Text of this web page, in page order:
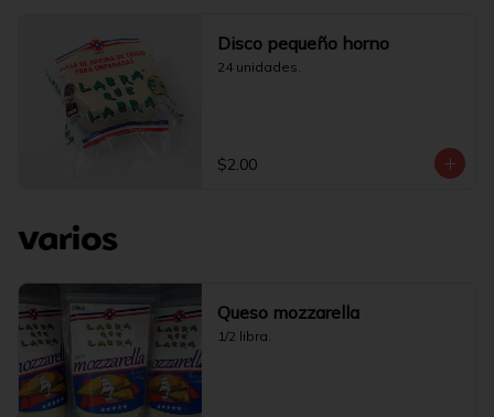
Disco pequeño horno
24 unidades.
$2.00
Varios
Queso mozzarella
1/2 libra.